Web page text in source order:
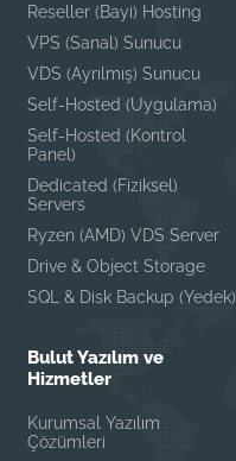
Reseller (Bayi) Hosting
VPS (Sanal) Sunucu
VDS (Ayrılmış) Sunucu
Self-Hosted (Uygulama)
Self-Hosted (Kontrol
Panel)
Dedicated (Fiziksel)
Servers
Ryzen (AMD) VDS Server
Drive & Object Storage
SQL & Disk Backup (Yedek)
Bulut Yazılım ve
Hizmetler
Kurumsal Yazılım
Çözümleri